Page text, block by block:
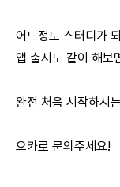
어느정도 스터디가
앱 출시도 같이 해보
완전 처음 시작하시
오카로 문의주세요!